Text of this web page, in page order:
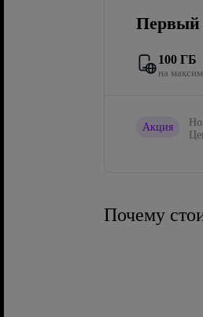
Первый
100 ГБ
на
Акция
Почему